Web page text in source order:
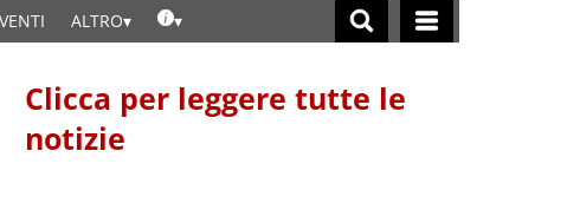
ALTRO
Clicca per leggere tutte le
notizie